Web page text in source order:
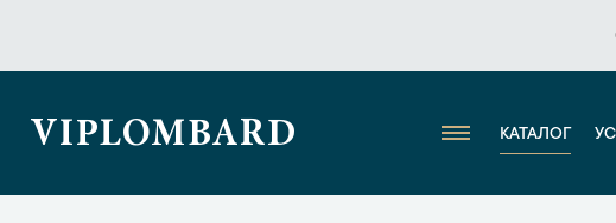
VIPLOMBARD КАТАЛОГ